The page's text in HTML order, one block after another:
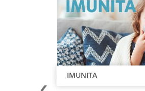
IMUNITA